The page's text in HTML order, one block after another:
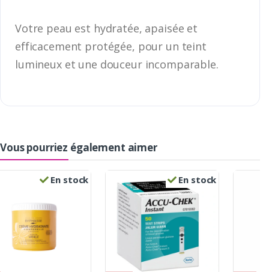
Votre peau est hydratée, apaisée et
efficacement protégée, pour un teint
lumineux et une douceur incomparable.
Vous pourriez également aimer
En stock En stock